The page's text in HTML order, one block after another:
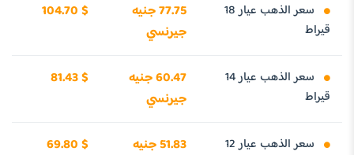
سعر الذهب عيار 18
قيراط
77.75 جنيه
جيرنسي
104.70 $
سعر الذهب عيار 14
قيراط
60.47 جنيه
جيرنسي
81.43 $
سعر الذهب عيار 12
51.83 جنيه
69.80 $